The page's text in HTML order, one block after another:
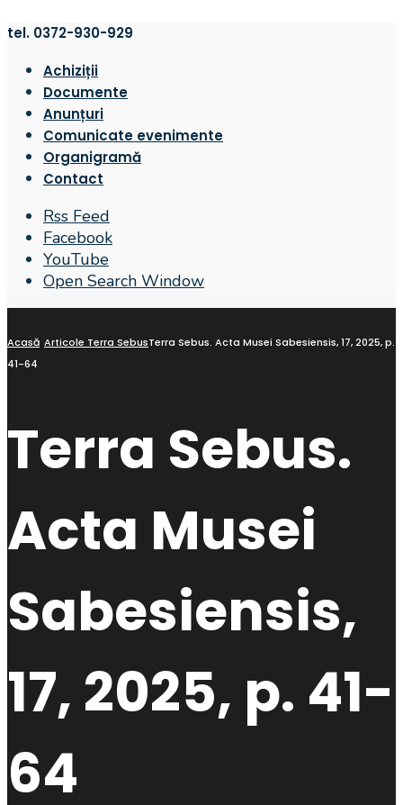
tel. 0372-930-929
Achiziții
Documente
Anunțuri
Comunicate evenimente
Organigramă
Contact
Rss Feed
Facebook
YouTube
Open Search Window
Acasă Articole Terra SebusTerra Sebus. Acta Musei Sabesiensis, 17, 2025, p.
41-64
Terra Sebus.
Acta Musei
Sabesiensis,
17, 2025, p. 41-
64